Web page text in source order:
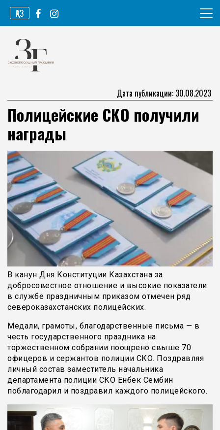
Перейти
содержимому
ҚАЗ
Законопослушный гражданин
Дата публикации: 30.08.2023
Полицейские СКО получили
награды
В канун Дня Конституции Казахстана за
добросовестное отношение и высокие показатели
в службе праздничным приказом отмечен ряд
североказахстанских полицейских.
Медали, грамоты, благодарственные письма — в
честь государственного праздника на
торжественном собрании поощрено свыше 70
офицеров и сержантов полиции СКО. Поздравляя
личный состав заместитель начальника
департамента полиции СКО Енбек Сембин
поблагодарил и поздравил каждого полицейского.